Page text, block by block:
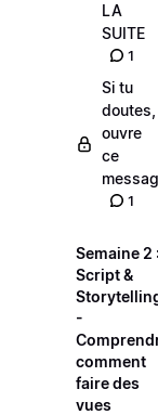
LA
SUITE
1
Si tu
doutes,
ouvre
ce
1
Semaine 2
Script &
-
comment
faire des
vues